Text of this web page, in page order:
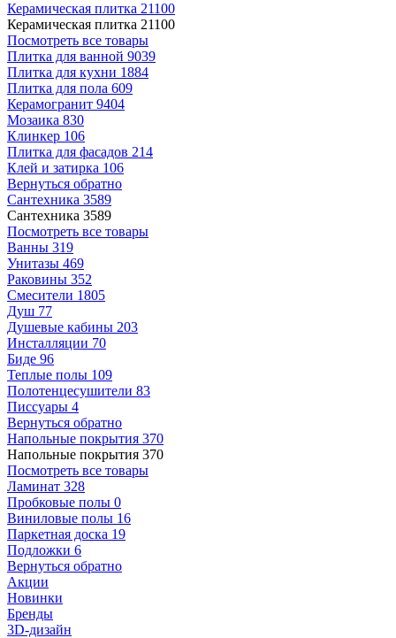
Керамическая плитка 21100
Керамическая плитка 21100
Посмотреть все товары
Плитка для ванной 9039
Плитка для кухни 1884
Плитка для пола 609
Керамогранит 9404
Мозаика 830
Клинкер 106
Плитка для фасадов 214
Клей и затирка 106
Вернуться обратно
Сантехника 3589
Сантехника 3589
Посмотреть все товары
Ванны 319
Унитазы 469
Раковины 352
Смесители 1805
Душ 77
Душевые кабины 203
Инсталляции 70
Биде 96
Теплые полы 109
Полотенцесушители 83
Писсуары 4
Вернуться обратно
Напольные покрытия 370
Напольные покрытия 370
Посмотреть все товары
Ламинат 328
Пробковые полы 0
Виниловые полы 16
Паркетная доска 19
Подложки 6
Вернуться обратно
Акции
Новинки
Бренды
3D-дизайн